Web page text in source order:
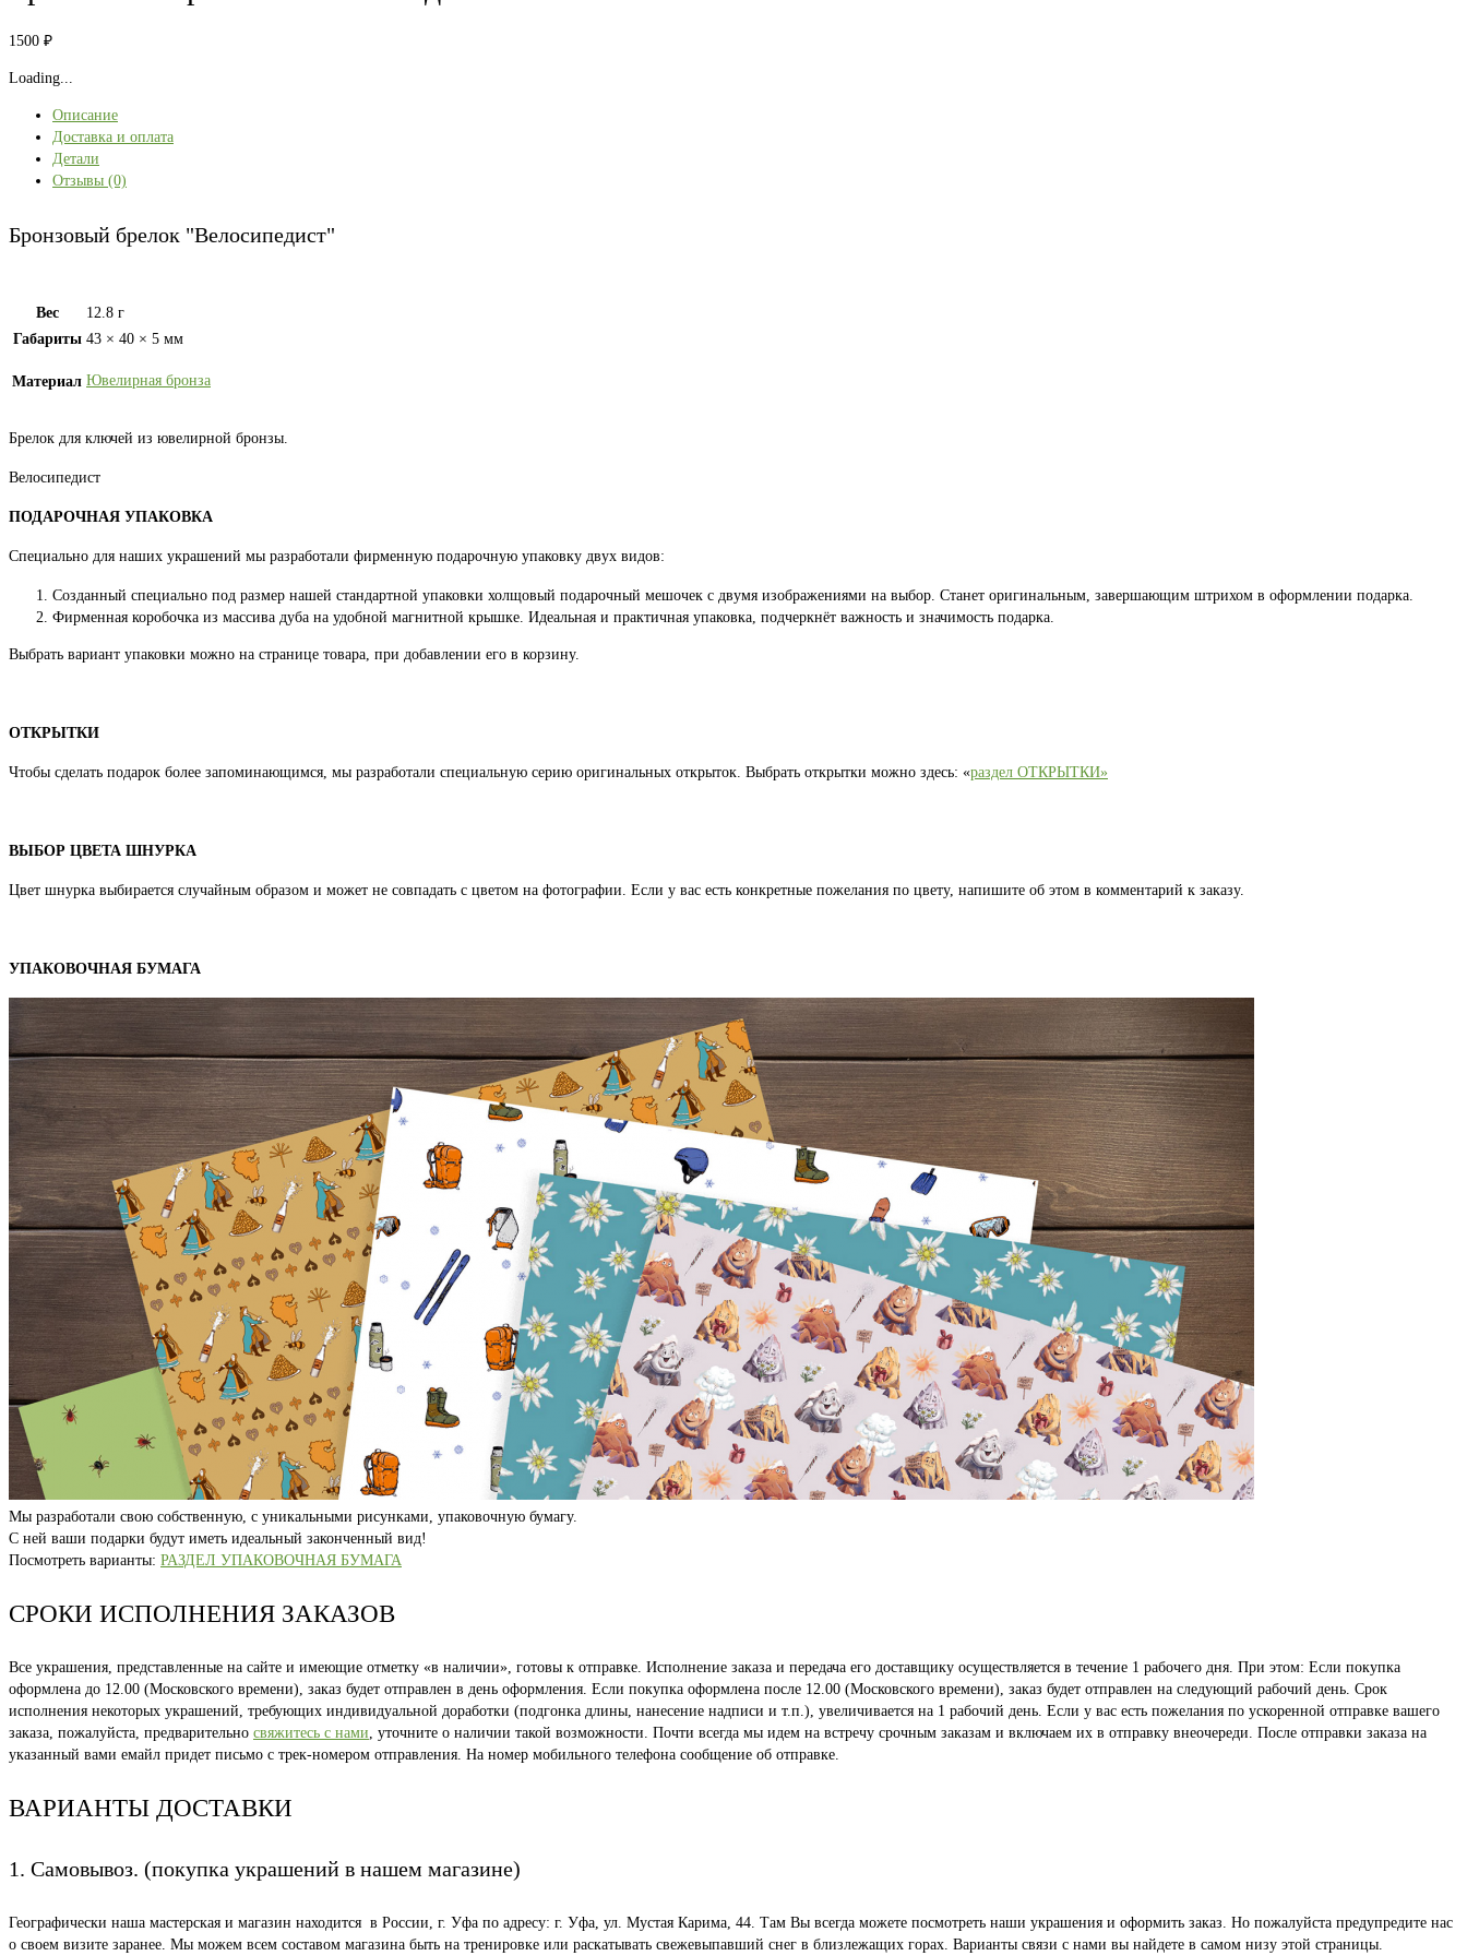
1500 ₽
Loading...
Описание
Доставка и оплата
Детали
Отзывы (0)
Бронзовый брелок "Велосипедист"
Вес
12.8 г
Габариты 43 × 40 × 5 мм
Материал Ювелирная бронза
Брелок для ключей из ювелирной бронзы.
Велосипедист
ПОДАРОЧНАЯ УПАКОВКА
Специально для наших украшений мы разработали фирменную подарочную упаковку двух видов:
Созданный специально под размер нашей стандартной упаковки холщовый подарочный мешочек с двумя изображениями на выбор. Станет оригинальным, завершающим штрихом в оформлении подарка.
Фирменная коробочка из массива дуба на удобной магнитной крышке. Идеальная и практичная упаковка, подчеркнёт важность и значимость подарка.
Выбрать вариант упаковки можно на странице товара, при добавлении его в корзину.
ОТКРЫТКИ
Чтобы сделать подарок более запоминающимся, мы разработали специальную серию оригинальных открыток. Выбрать открытки можно здесь: «раздел ОТКРЫТКИ»
ВЫБОР ЦВЕТА ШНУРКА
Цвет шнурка выбирается случайным образом и может не совпадать с цветом на фотографии. Если у вас есть конкретные пожелания по цвету, напишите об этом в комментарий к заказу.
УПАКОВОЧНАЯ БУМАГА
Мы разработали свою собственную, с уникальными рисунками, упаковочную бумагу.
С ней ваши подарки будут иметь идеальный законченный вид!
Посмотреть варианты: РАЗДЕЛ УПАКОВОЧНАЯ БУМАГА
СРОКИ ИСПОЛНЕНИЯ ЗАКАЗОВ
Все украшения, представленные на сайте и имеющие отметку «в наличии», готовы к отправке. Исполнение заказа и передача его доставщику осуществляется в течение 1 рабочего дня. При этом: Если покупка
оформлена до 12.00 (Московского времени), заказ будет отправлен в день оформления. Если покупка оформлена после 12.00 (Московского времени), заказ будет отправлен на следующий рабочий день. Срок
исполнения некоторых украшений, требующих индивидуальной доработки (подгонка длины, нанесение надписи и т.п.), увеличивается на 1 рабочий день. Если у вас есть пожелания по ускоренной отправке вашего
заказа, пожалуйста, предварительно свяжитесь с нами, уточните о наличии такой возможности. Почти всегда мы идем на встречу срочным заказам и включаем их в отправку внеочереди. После отправки заказа на
указанный вами емайл придет письмо с трек-номером отправления. На номер мобильного телефона сообщение об отправке.
ВАРИАНТЫ ДОСТАВКИ
1. Самовывоз. (покупка украшений в нашем магазине)
Географически наша мастерская и магазин находится в России, г. Уфа по адресу: г. Уфа, ул. Мустая Карима, 44. Там Вы всегда можете посмотреть наши украшения и оформить заказ. Но пожалуйста предупредите нас
о своем визите заранее. Мы можем всем составом магазина быть на тренировке или раскатывать свежевыпавший снег в близлежащих горах. Варианты связи с нами вы найдете в самом низу этой страницы.